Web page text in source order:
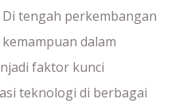
tengah perkembangan
dalam
faktor kunci
teknologi di berbagai